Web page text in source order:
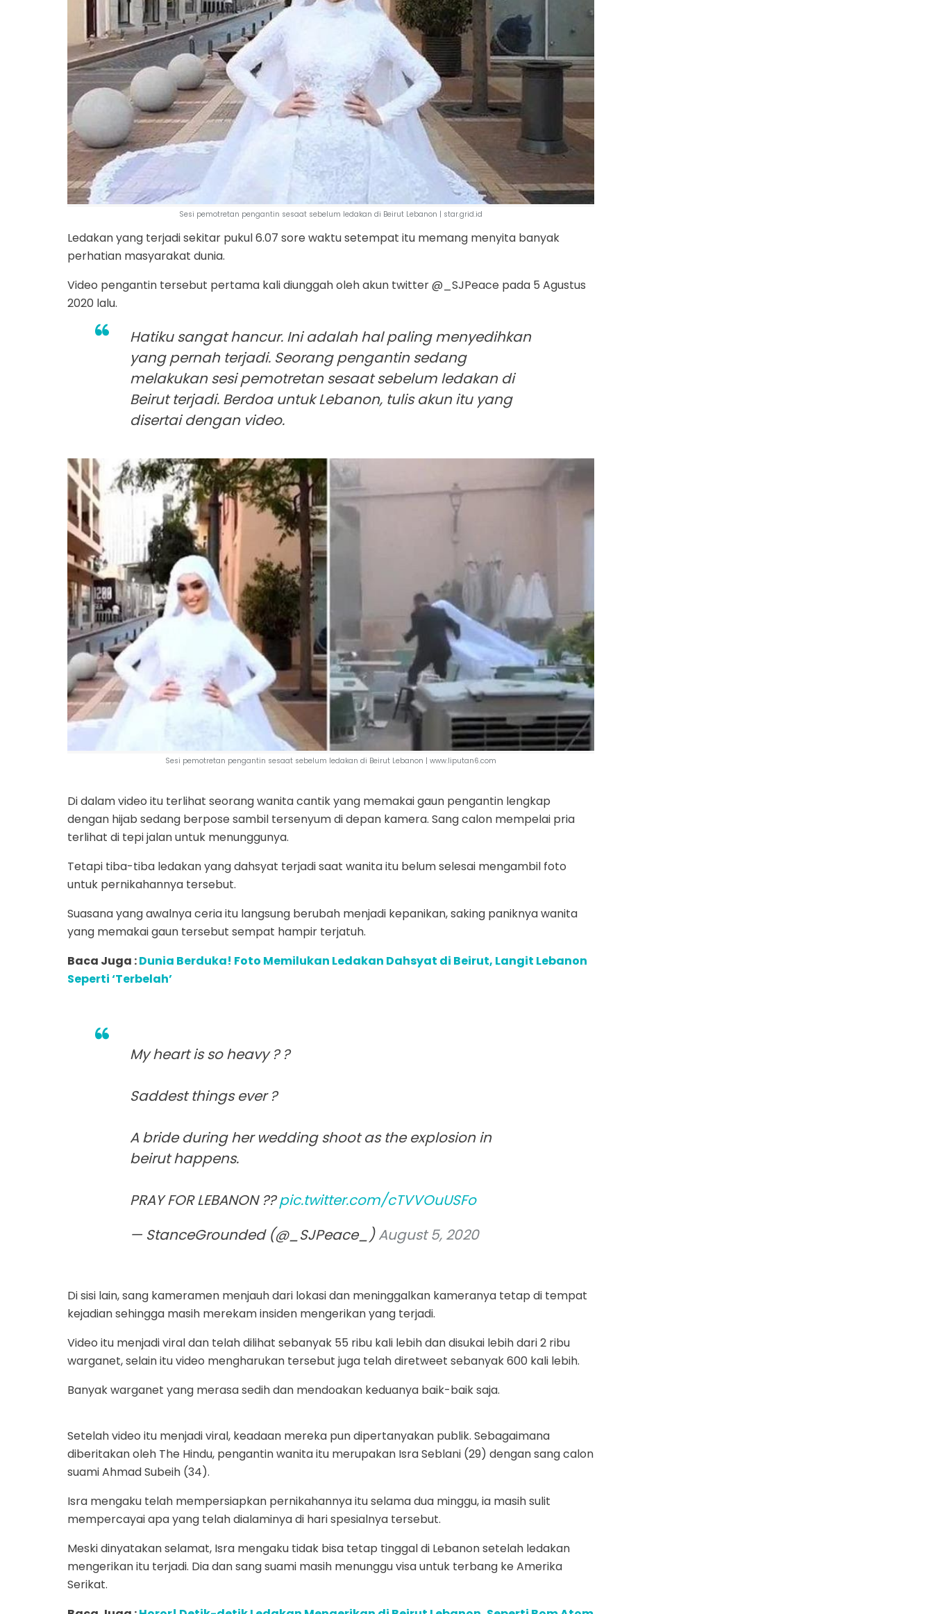
Sesi pemotretan pengantin sesaat sebelum ledakan di Beirut Lebanon | star.grid.id
Ledakan yang terjadi sekitar pukul 6.07 sore waktu setempat itu memang menyita banyak
perhatian masyarakat dunia.
Video pengantin tersebut pertama kali diunggah oleh akun twitter @_SJPeace pada 5 Agustus
2020 lalu.
Hatiku sangat hancur. Ini adalah hal paling menyedihkan
yang pernah terjadi. Seorang pengantin sedang
melakukan sesi pemotretan sesaat sebelum ledakan di
Beirut terjadi. Berdoa untuk Lebanon, tulis akun itu yang
disertai dengan video.
Sesi pemotretan pengantin sesaat sebelum ledakan di Beirut Lebanon | www.liputan6.com
Di dalam video itu terlihat seorang wanita cantik yang memakai gaun pengantin lengkap
dengan hijab sedang berpose sambil tersenyum di depan kamera. Sang calon mempelai pria
terlihat di tepi jalan untuk menunggunya.
Tetapi tiba-tiba ledakan yang dahsyat terjadi saat wanita itu belum selesai mengambil foto
untuk pernikahannya tersebut.
Suasana yang awalnya ceria itu langsung berubah menjadi kepanikan, saking paniknya wanita
yang memakai gaun tersebut sempat hampir terjatuh.
Baca Juga :Dunia Berduka! Foto Memilukan Ledakan Dahsyat di Beirut, Langit Lebanon
Seperti ‘Terbelah’
My heart is so heavy ? ?
Saddest things ever ?
A bride during her wedding shoot as the explosion in
beirut happens.
PRAY FOR LEBANON ??pic.twitter.com/cTVVOuUSFo
— StanceGrounded (@_SJPeace_)August 5, 2020
Di sisi lain, sang kameramen menjauh dari lokasi dan meninggalkan kameranya tetap di tempat
kejadian sehingga masih merekam insiden mengerikan yang terjadi.
Video itu menjadi viral dan telah dilihat sebanyak 55 ribu kali lebih dan disukai lebih dari 2 ribu
warganet, selain itu video mengharukan tersebut juga telah diretweet sebanyak 600 kali lebih.
Banyak warganet yang merasa sedih dan mendoakan keduanya baik-baik saja.
Setelah video itu menjadi viral, keadaan mereka pun dipertanyakan publik. Sebagaimana
diberitakan oleh The Hindu, pengantin wanita itu merupakan Isra Seblani (29) dengan sang calon
suami Ahmad Subeih (34).
Isra mengaku telah mempersiapkan pernikahannya itu selama dua minggu, ia masih sulit
mempercayai apa yang telah dialaminya di hari spesialnya tersebut.
Meski dinyatakan selamat, Isra mengaku tidak bisa tetap tinggal di Lebanon setelah ledakan
mengerikan itu terjadi. Dia dan sang suami masih menunggu visa untuk terbang ke Amerika
Serikat.